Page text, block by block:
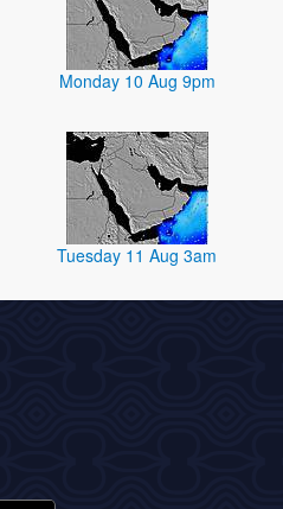
Monday 10 Aug 9pm
Tuesday 11 Aug 3am